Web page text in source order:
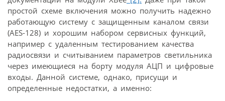
простой схеме включения можно получить надежно
работающую систему с защищенным каналом связи
(AES-128) и хорошим набором сервисных функций,
например с удаленным тестированием качества
радиосвязи и считыванием параметров светильника
через имеющиеся на борту модуля АЦП и цифровые
входы. Данной системе, однако, присущи и
определенные недостатки, а именно: